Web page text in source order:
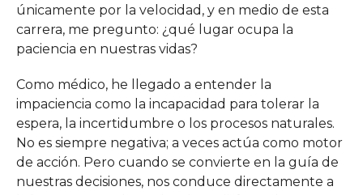
únicamente por la velocidad, y en medio de esta
carrera, me pregunto: ¿qué lugar ocupa la
paciencia en nuestras vidas?
Como médico, he llegado a entender la
impaciencia como la incapacidad para tolerar la
espera, la incertidumbre o los procesos naturales.
No es siempre negativa; a veces actúa como motor
de acción. Pero cuando se convierte en la guía de
nuestras decisiones, nos conduce directamente a